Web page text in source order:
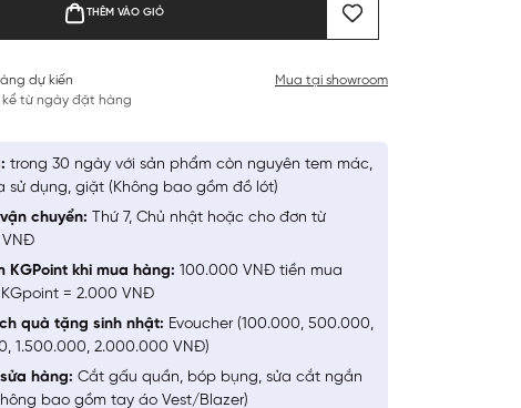
THÊM VÀO GIỎ
dự kiến
kể từ ngày đặt hàng
Mua tại showroom
trong 30 ngày với sản phẩm còn nguyên tem mác,
sử dụng, giặt (Không bao gồm đồ lót)
chuyển: Thứ 7, Chủ nhật hoặc cho đơn từ
KGPoint khi mua hàng: 100.000 VNĐ tiền mua
= 2.000 VNĐ
quà tặng sinh nhật: Evoucher (100.000, 500.000,
1.500.000, 2.000.000 VNĐ)
hàng: Cắt gấu quần, bóp bụng, sửa cắt ngắn
bao gồm tay áo Vest/Blazer)